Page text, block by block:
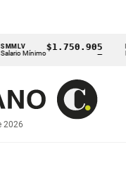
$1.750.905 BRENT
Petróleo
2026